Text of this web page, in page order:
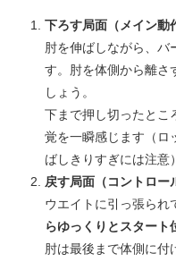
下ろす局面（メイン動
肘を伸ばしながら、バ
す。肘を体側から離さ
しょう。
下まで押し切ったとこ
覚を一瞬感じます（ロ
ばしきりすぎには注意
戻す局面（コントロー
ウエイトに引っ張られ
らゆっくりとスタート
肘は最後まで体側に付